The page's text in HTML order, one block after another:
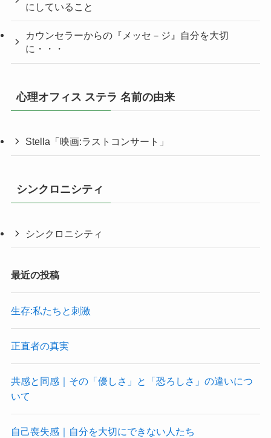
にしていること
カウンセラーからの『メッセ－ジ』自分を大切
に・・・
心理オフィス ステラ 名前の由来
Stella「映画:ラストコンサート」
シンクロニシティ
シンクロニシティ
最近の投稿
生存:私たちと刺激
正直者の真実
共感と同感｜その「優しさ」と「恐ろしさ」の違いにつ
いて
自己喪失感｜自分を大切にできない人たち